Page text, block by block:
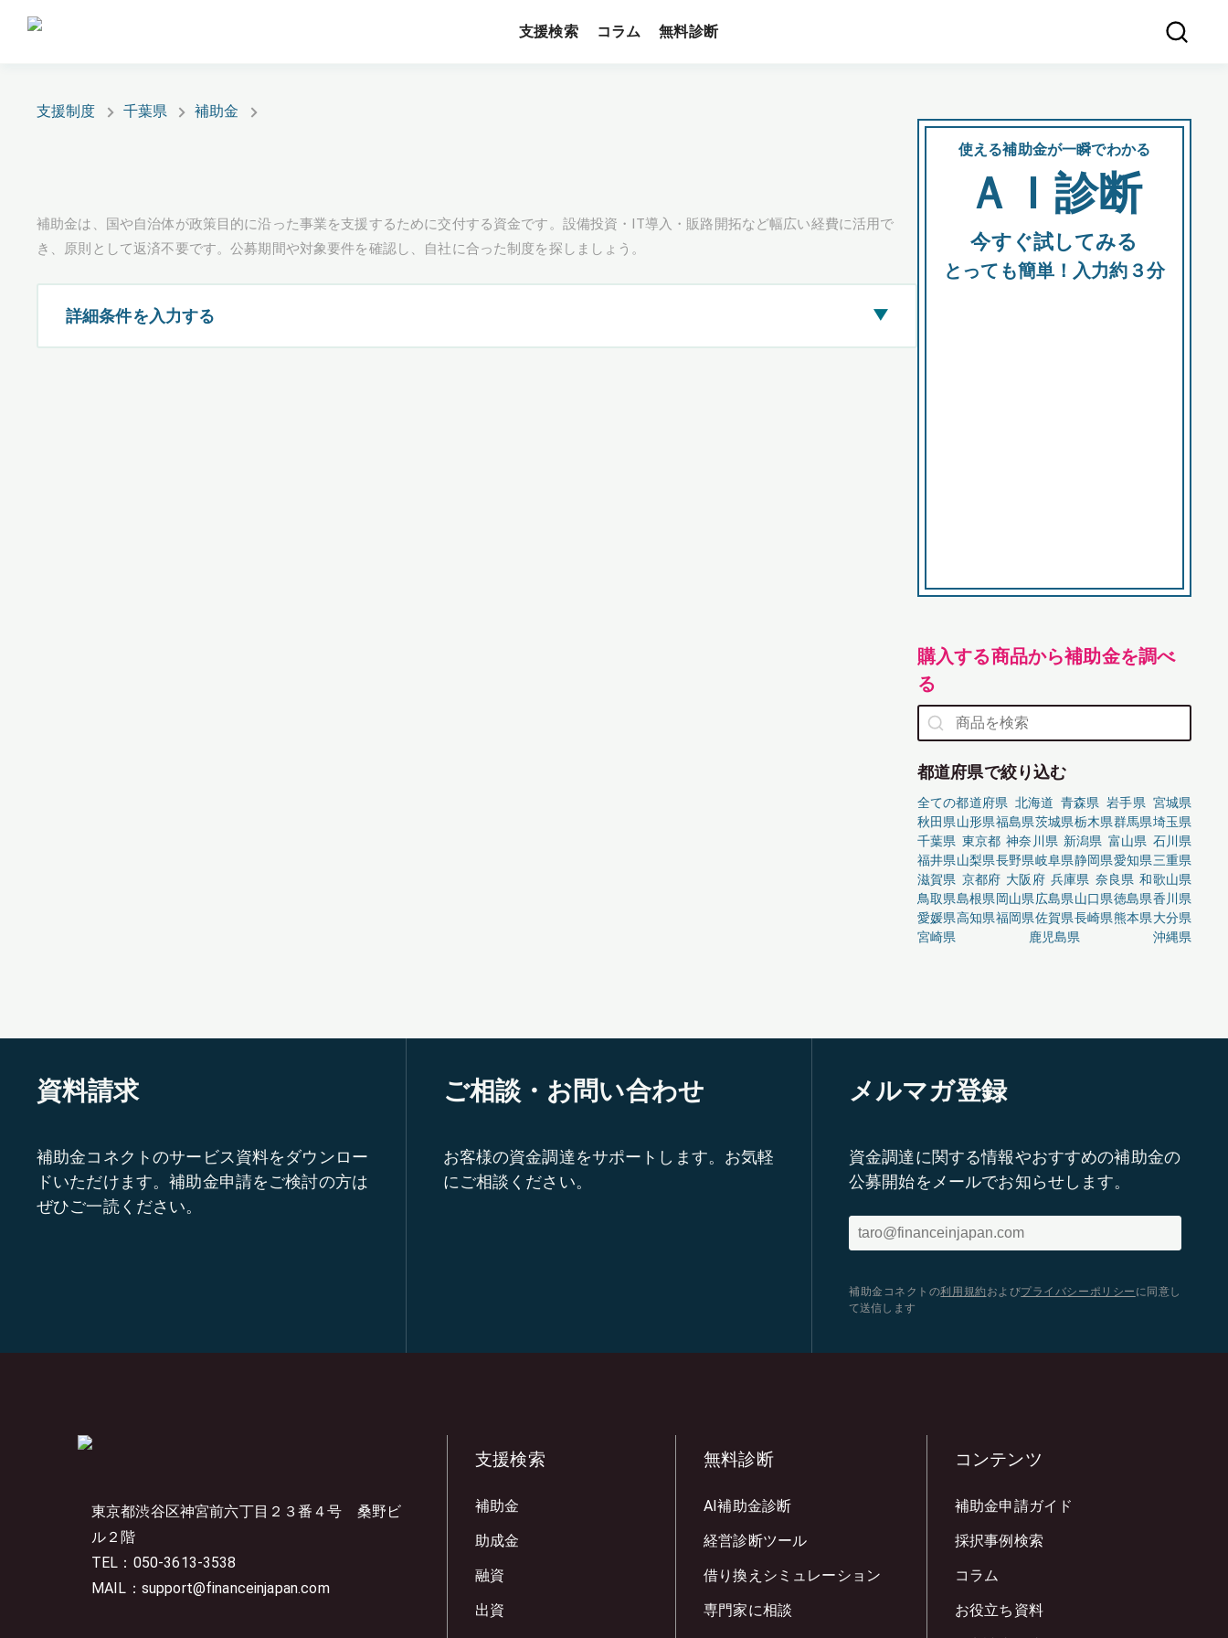
支援検索 コラム 無料診断
支援制度 千葉県 補助金
補助金は、国や自治体が政策目的に沿った事業を支援するために交付する資金です。設備投資・IT導入・販路開拓など幅広い経費に活用で
き、原則として返済不要です。公募期間や対象要件を確認し、自社に合った制度を探しましょう。
詳細条件を入力する ▶
使える補助金が一瞬でわかる
ＡＩ診断
今すぐ試してみる
とっても簡単！入力約３分
購入する商品から補助金を調べ
る
都道府県で絞り込む
全ての都道府県 北海道 青森県 岩手県 宮城県
秋田県山形県福島県茨城県栃木県群馬県埼玉県
千葉県 東京都 神奈川県 新潟県 富山県 石川県
福井県山梨県長野県岐阜県静岡県愛知県三重県
滋賀県 京都府 大阪府 兵庫県 奈良県 和歌山県
鳥取県島根県岡山県広島県山口県徳島県香川県
愛媛県高知県福岡県佐賀県長崎県熊本県大分県
宮崎県
鹿児島県 沖縄県
資料請求
補助金コネクトのサービス資料をダウンロー
ドいただけます。補助金申請をご検討の方は
ぜひご一読ください。
ご相談・お問い合わせ
お客様の資金調達をサポートします。お気軽
にご相談ください。
メルマガ登録
資金調達に関する情報やおすすめの補助金の
公募開始をメールでお知らせします。
補助金コネクトの利用規約 およびプライバシーポリシー に同意し
て送信します
東京都渋谷区神宮前六丁目２３番４号 桑野ビ
ル２階
TEL：050-3613-3538
MAIL：support@financeinjapan.com
支援検索
補助金
助成金
融資
出資
無料診断
AI補助金診断
経営診断ツール
借り換えシミュレーション
専門家に相談
コンテンツ
補助金申請ガイド
採択事例検索
コラム
お役立ち資料